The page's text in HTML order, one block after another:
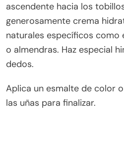
ascendente hacia los
generosamente crema
naturales específicos como
o almendras. Haz especial
dedos.
Aplica un esmalte de color
las uñas para finalizar.